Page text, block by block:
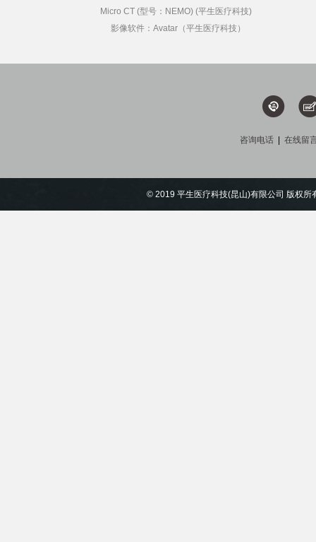
Micro CT (型号：NEMO) (平生医疗科技)
影像软件：Avatar（平生医疗科技）
咨询电话 在线留
© 2019 平生医疗科技(昆山)有限公司 版权